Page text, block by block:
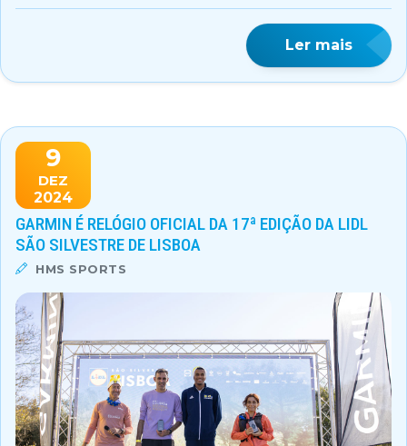
Ler mais
9
DEZ
2024
GARMIN É RELÓGIO OFICIAL DA 17ª EDIÇÃO DA LIDL
SÃO SILVESTRE DE LISBOA
HMS SPORTS